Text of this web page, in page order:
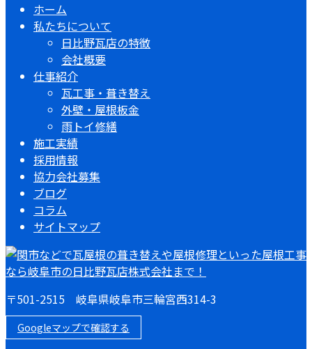
ホーム
私たちについて
日比野瓦店の特徴
会社概要
仕事紹介
瓦工事・葺き替え
外壁・屋根板金
雨トイ修繕
施工実績
採用情報
協力会社募集
ブログ
コラム
サイトマップ
〒501-2515 岐阜県岐阜市三輪宮西314-3
Googleマップで確認する